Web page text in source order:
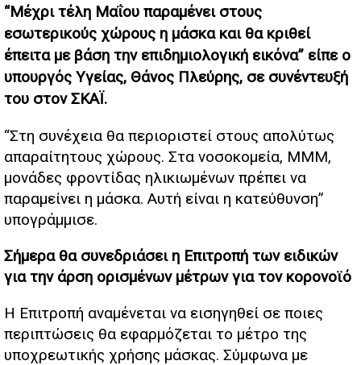
“Μέχρι τέλη Μαΐου παραμένει στους
εσωτερικούς χώρους η μάσκα και θα κριθεί
έπειτα με βάση την επιδημιολογική εικόνα” είπε ο
υπουργός Υγείας, Θάνος Πλεύρης, σε συνέντευξή
του στον ΣΚΑΪ.
“Στη συνέχεια θα περιοριστεί στους απολύτως
απαραίτητους χώρους. Στα νοσοκομεία, ΜΜΜ,
μονάδες φροντίδας ηλικιωμένων πρέπει να
παραμείνει η μάσκα. Αυτή είναι η κατεύθυνση”
υπογράμμισε.
Σήμερα θα συνεδριάσει η Επιτροπή των ειδικών
για την άρση ορισμένων μέτρων για τον κορονοϊό
Η Επιτροπή αναμένεται να εισηγηθεί σε ποιες
περιπτώσεις θα εφαρμόζεται το μέτρο της
υποχρεωτικής χρήσης μάσκας. Σύμφωνα με